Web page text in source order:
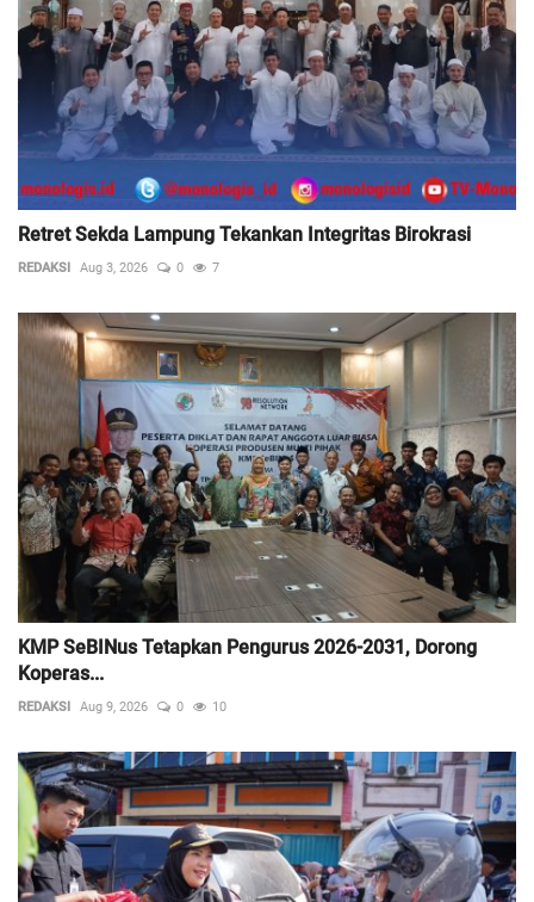
Retret Sekda Lampung Tekankan Integritas Birokrasi
REDAKSI Aug 3, 2026 0 7
KMP SeBINus Tetapkan Pengurus 2026-2031, Dorong
Koperas...
REDAKSI Aug 9, 2026 0 10